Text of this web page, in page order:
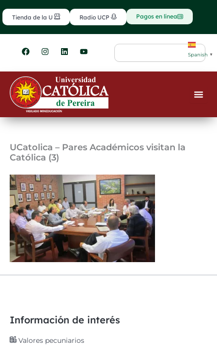
al
contenido
Tienda de la U Radio UCP Pagos en línea
F
a
e
b
o
o
k
I
n
t
g
r
m
L
i
k
e
d
i
n
Y
o
t
u
b
e
Search
Spanish ▼
UCatolica – Pares Académicos visitan la
Católica (3)
Información de interés
Valores pecuniarios